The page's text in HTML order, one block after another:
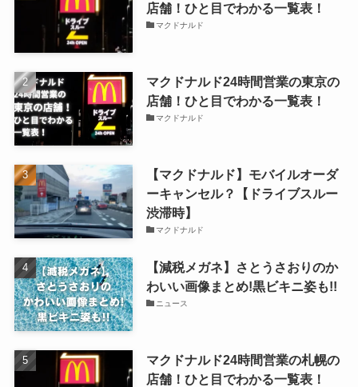
店舗！ひと目でわかる一覧表！
マクドナルド
マクドナルド24時間営業の東京の
店舗！ひと目でわかる一覧表！
マクドナルド
【マクドナルド】モバイルオーダ
ーキャンセル？【ドライブスルー
渋滞時】
マクドナルド
【減税メガネ】さとうさおりのか
わいい画像まとめ!黒ビキニ姿も!!
ニュース
マクドナルド24時間営業の札幌の
店舗！ひと目でわかる一覧表！